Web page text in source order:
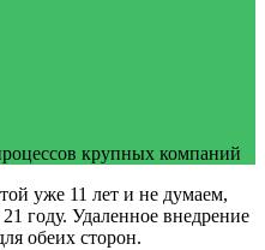
крупных компаний
уже 11 лет и не думаем,
году. Удаленное внедрение
обеих сторон.